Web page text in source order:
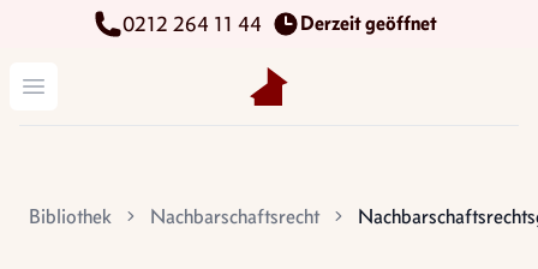
0212 264 11 44 Derzeit geöffnet
Menü öffnen Kettenbach Immobilien GmbH
Bibliothek Nachbarschaftsrecht